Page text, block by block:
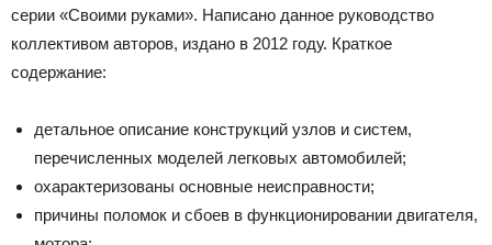
серии «Своими руками». Написано данное руководство
коллективом авторов, издано в 2012 году. Краткое
содержание:
детальное описание конструкций узлов и систем,
перечисленных моделей легковых автомобилей;
охарактеризованы основные неисправности;
причины поломок и сбоев в функционировании двигателя,